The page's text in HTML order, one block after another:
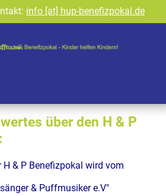
info [at] hup-benefizpokal.de
über den H & P
H & P Benefizpokal wird vom
& Puffmusiker e.V"